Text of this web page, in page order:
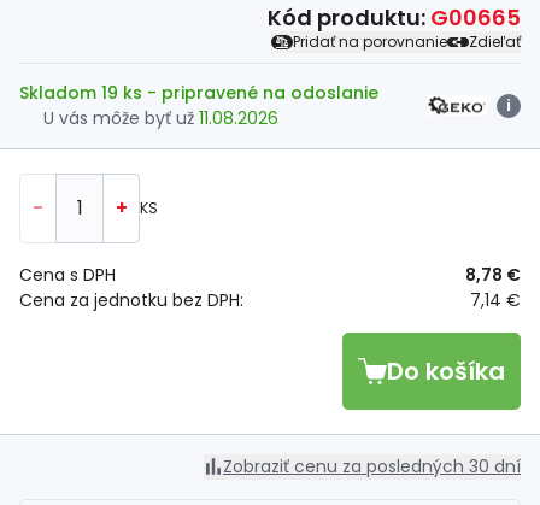
Kód produktu: G00665
Pridať na porovnanie Zdieľať
Skladom 19 ks - pripravené na odoslanie
U vás môže byť už 11.08.2026
i
- + KS
Cena za jednotku bez DPH: 7,14 €
Cena s DPH 8,78 €
Do košíka
Zobraziť cenu za posledných 30 dní